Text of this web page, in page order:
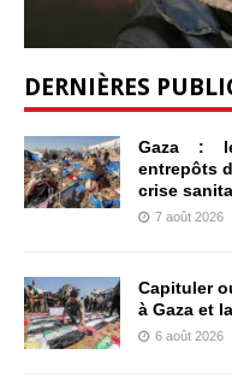
DERNIÈRES
Gaza :
entrepôts
crise
7 août 2026
Capituler
à Gaza et
6 août 2026